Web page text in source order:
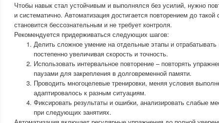
Чтобы навык стал устойчивым и выполнялся без усилий, нужно
и систематично. Автоматизация достигается повторением до такой
становится бессознательным и не требует контроля.
Рекомендуется придерживаться следующих шагов:
Делить сложное умение на отдельные этапы и
постепенно увеличивая скорость и точность.
Использовать интервальное повторение – повторять
паузами для закрепления в долговременной памяти.
Проводить многоцелевые тренировки, меняя условия
адаптировалось к разным ситуациям.
Фиксировать результаты и ошибки, анализировать слабые
при следующих занятиях.